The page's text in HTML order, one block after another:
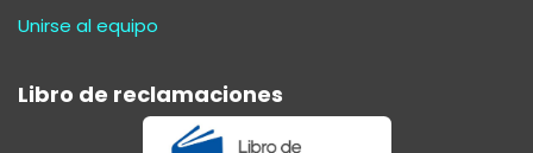
Unirse al equipo
Libro de reclamaciones